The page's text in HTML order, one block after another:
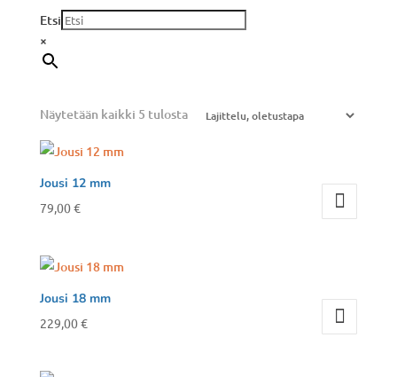
Etsi
×
Näytetään kaikki 5 tulosta
Jousi 12 mm
79,00€
Jousi 18 mm
229,00€